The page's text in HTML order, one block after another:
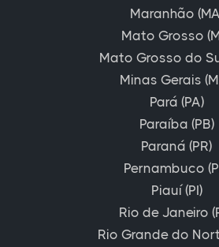
Maranhão
Mato Grosso
Mato Grosso do
Minas Gerais
Pará (PA)
Paraíba (PB)
Paraná (PR)
Pernambuco
Piauí (PI)
Rio de Janeiro
Rio Grande do